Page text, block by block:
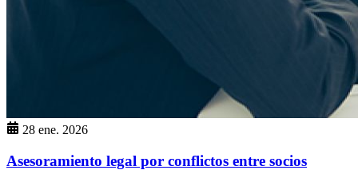
28 ene. 2026
Asesoramiento legal por conflictos entre socios